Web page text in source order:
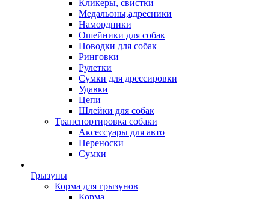
Кликеры, свистки
Медальоны,адресники
Намордники
Ошейники для собак
Поводки для собак
Ринговки
Рулетки
Сумки для дрессировки
Удавки
Цепи
Шлейки для собак
Транспортировка собаки
Аксессуары для авто
Переноски
Сумки
Грызуны
Корма для грызунов
Корма